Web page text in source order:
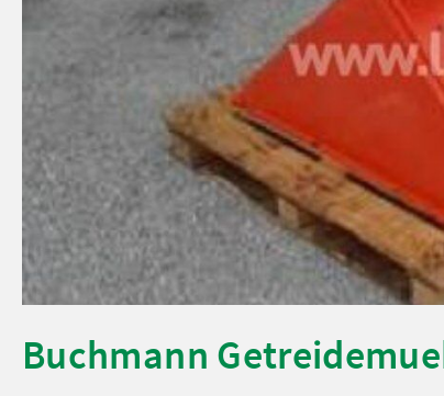
Buchmann